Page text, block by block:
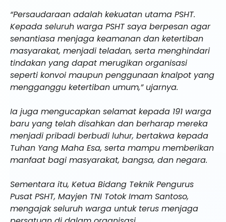
“Persaudaraan adalah kekuatan utama PSHT.
Kepada seluruh warga PSHT saya berpesan agar
senantiasa menjaga keamanan dan ketertiban
masyarakat, menjadi teladan, serta menghindari
tindakan yang dapat merugikan organisasi
seperti konvoi maupun penggunaan knalpot yang
mengganggu ketertiban umum,” ujarnya.
Ia juga mengucapkan selamat kepada 191 warga
baru yang telah disahkan dan berharap mereka
menjadi pribadi berbudi luhur, bertakwa kepada
Tuhan Yang Maha Esa, serta mampu memberikan
manfaat bagi masyarakat, bangsa, dan negara.
Sementara itu, Ketua Bidang Teknik Pengurus
Pusat PSHT, Mayjen TNI Totok Imam Santoso,
mengajak seluruh warga untuk terus menjaga